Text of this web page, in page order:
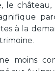
le château,
à la
moins